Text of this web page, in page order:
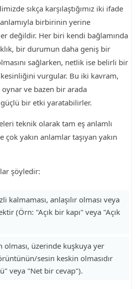
sıkça karşılaştığımız iki ifade
birbirinin yerine
değildir. Her biri kendi bağlamında
bir durumun daha geniş bir
sağlarken, netlik ise belirli bir
vurgular. Bu iki kavram,
ve bazen bir arada
güçlü bir etki yaratabilirler.
teknik olarak tam eş anlamlı
yakın anlamlar taşıyan yakın
şöyledir:
kalmaması, anlaşılır olması veya
(Örn: "Açık bir kapı" veya "Açık
üzerinde kuşkuya yer
sesin keskin olmasıdır
veya "Net bir cevap").